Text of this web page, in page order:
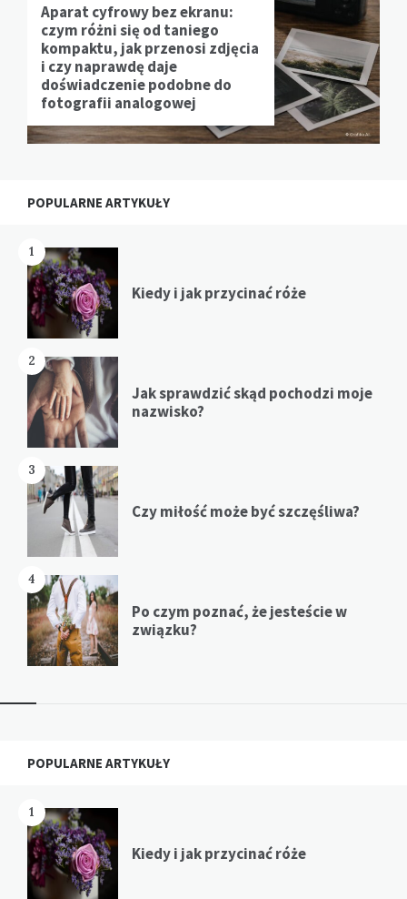
Aparat cyfrowy bez ekranu:
czym różni się od taniego
kompaktu, jak przenosi zdjęcia
i czy naprawdę daje
doświadczenie podobne do
fotografii analogowej
POPULARNE ARTYKUŁY
1
Kiedy i jak przycinać róże
2
Jak sprawdzić skąd pochodzi moje
nazwisko?
3
Czy miłość może być szczęśliwa?
4
Po czym poznać, że jesteście w
związku?
Widgets
POPULARNE ARTYKUŁY
1
Kiedy i jak przycinać róże